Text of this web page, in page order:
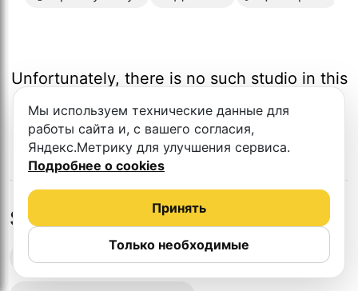
Unfortunately, there is no such studio in this
Studios in nearby cities
Podcast recording studios
Мы используем технические данные для
работы сайта и, с вашего согласия,
Яндекс.Метрику для улучшения сервиса.
Подробнее о cookies
Только необходимые
Принять